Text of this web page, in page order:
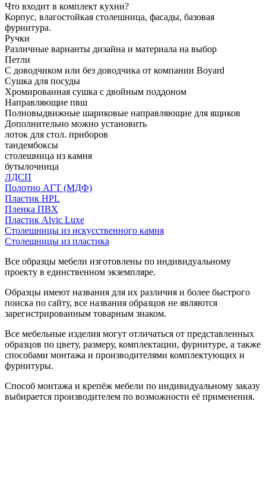
Что входит в комплект кухни?
Корпус, влагостойкая столешница, фасады, базовая
фурнитура.
Ручки
Различные варианты дизайна и материала на выбор
Петли
С доводчиком или без доводчика от компании Boyard
Сушка для посуды
Хромированная сушка с двойным поддоном
Направляющие пвш
Полновыдвижные шариковые направляющие для ящиков
Дополнительно можно установить
лоток для стол. приборов
тандембоксы
столешница из камня
бутылочница
ЛДСП
Полотно АГТ (МДФ)
Пластик HPL
Пленка ПВХ
Пластик Alvic Luxe
Столешницы из искусственного камня
Столешницы из пластика
Все образцы мебели изготовлены по индивидуальному
проекту в единственном экземпляре.
Образцы имеют названия для их различия и более быстрого
поиска по сайту, все названия образцов не являются
зарегистрированным товарным знаком.
Все мебельные изделия могут отличаться от представленных
образцов по цвету, размеру, комплектации, фурнитуре, а также
способами монтажа и производителями комплектующих и
фурнитуры.
Способ монтажа и крепёж мебели по индивидуальному заказу
выбирается производителем по возможности её применения.